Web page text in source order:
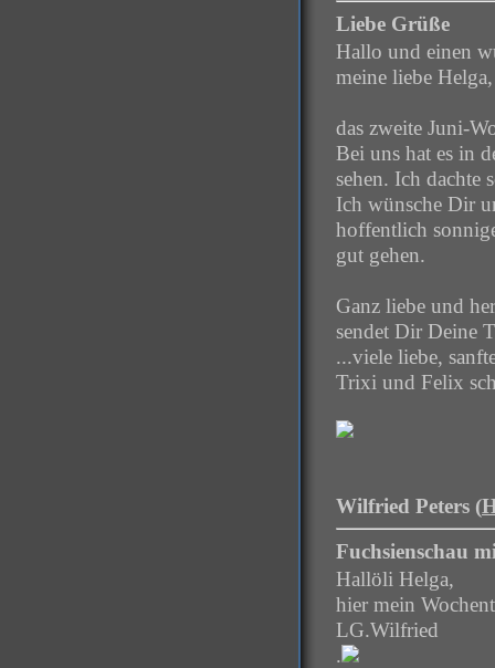
Liebe Grüße
Hallo und einen
meine liebe Helga,
das zweite Juni-
Bei uns hat es in
sehen. Ich dachte
Ich wünsche Dir
hoffentlich
gut gehen.
Ganz liebe und
sendet Dir Deine
...viele liebe,
Trixi und Felix
Wilfried Peters (
Fuchsienschau
Hallöli Helga,
hier mein
LG.Wilfried
.